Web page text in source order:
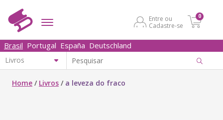
Entre ou
Cadastre-se
0
Brasil Portugal España Deutschland
Home / Livros / a leveza do fraco